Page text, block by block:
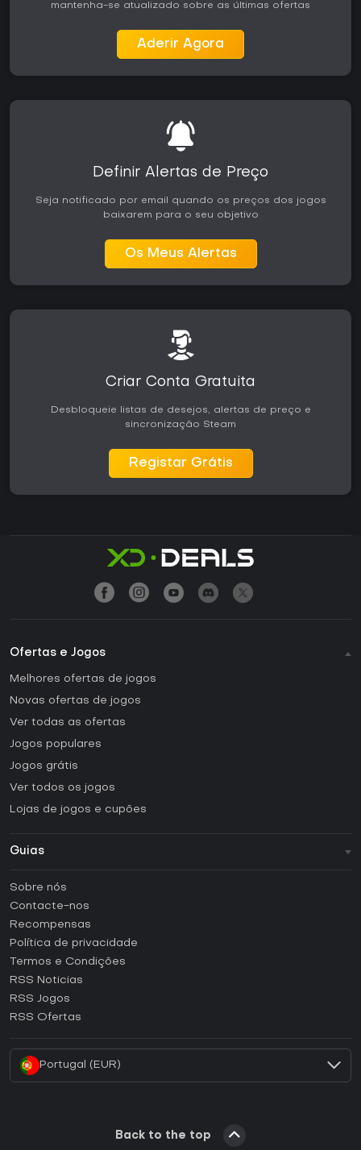
mantenha-se atualizado sobre as últimas ofertas
Aderir Agora
Definir Alertas de Preço
Seja notificado por email quando os preços dos jogos
baixarem para o seu objetivo
Os Meus Alertas
Criar Conta Gratuita
Desbloqueie listas de desejos, alertas de preço e
sincronização Steam
Registar Grátis
Ofertas e Jogos
Melhores ofertas de jogos
Novas ofertas de jogos
Ver todas as ofertas
Jogos populares
Jogos grátis
Ver todos os jogos
Lojas de jogos e cupões
Guias
Como ativar uma CD Key Steam?
Como ativar uma CD Key Epic Games?
Como ativar uma CD Key GOG?
Como ativar uma CD Key Ubisoft Connect?
Sobre nós
Contacte-nos
Recompensas
Política de privacidade
Termos e Condições
RSS Noticias
RSS Jogos
RSS Ofertas
Portugal (EUR)
Back to the top